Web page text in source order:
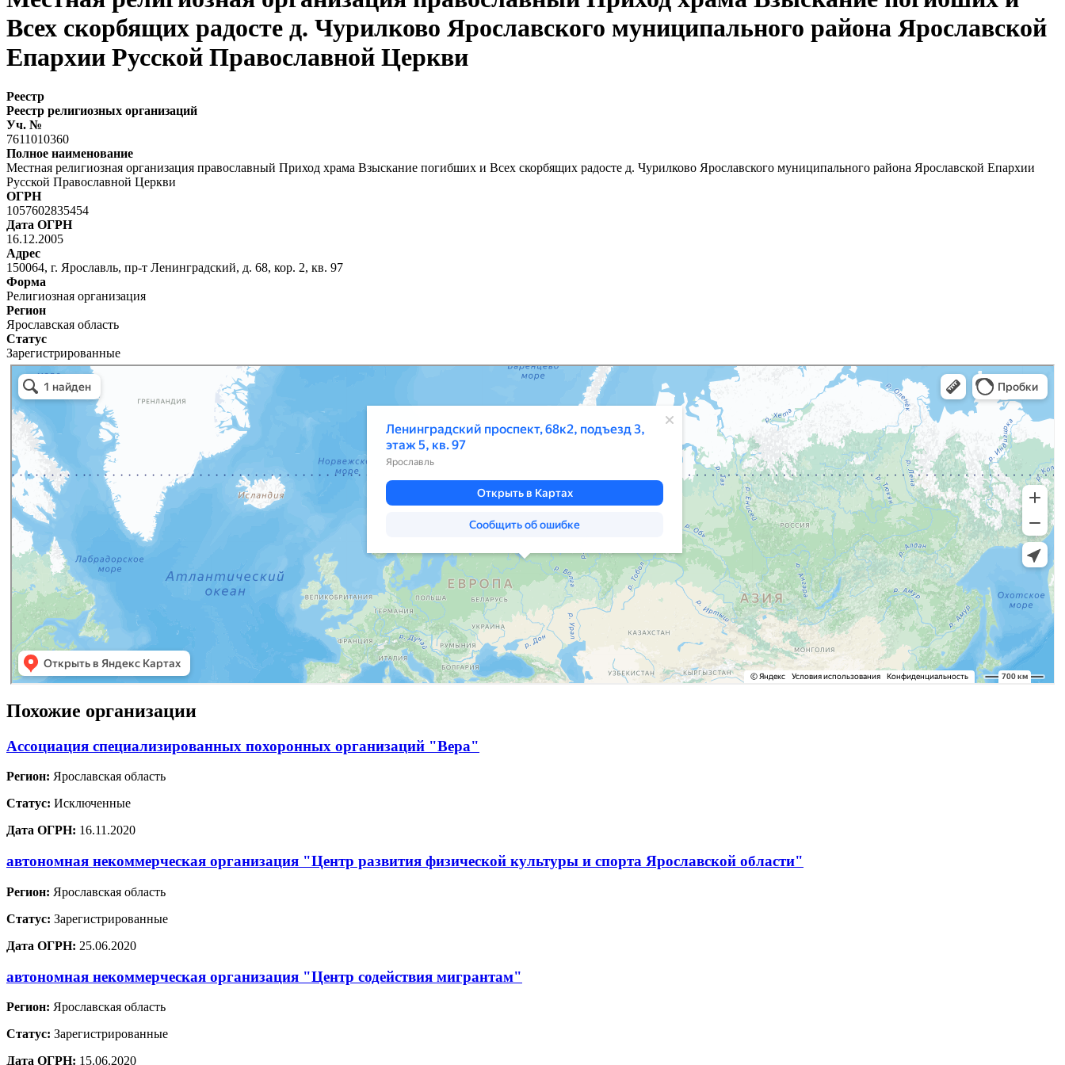
Всех скорбящих радосте д. Чурилково Ярославского муниципального района Ярославской
Епархии Русской Православной Церкви
Реестр
Реестр религиозных организаций
Уч. №
7611010360
Полное наименование
Местная религиозная организация православный Приход храма Взыскание погибших и Всех скорбящих радосте д. Чурилково Ярославского муниципального района Ярославской Епархии
Русской Православной Церкви
ОГРН
1057602835454
Дата ОГРН
16.12.2005
Адрес
150064, г. Ярославль, пр-т Ленинградский, д. 68, кор. 2, кв. 97
Форма
Религиозная организация
Регион
Ярославская область
Статус
Зарегистрированные
Похожие организации
Ассоциация специализированных похоронных организаций "Вера"
Регион: Ярославская область
Статус: Исключенные
Дата ОГРН: 16.11.2020
автономная некоммерческая организация "Центр развития физической культуры и спорта Ярославской области"
Регион: Ярославская область
Статус: Зарегистрированные
Дата ОГРН: 25.06.2020
автономная некоммерческая организация "Центр содействия мигрантам"
Регион: Ярославская область
Статус: Зарегистрированные
Дата ОГРН: 15.06.2020